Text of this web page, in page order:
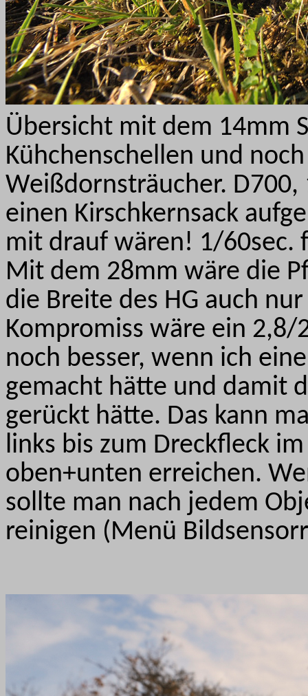
Übersicht mit dem 14mm
Kühchenschellen und
Weißdornsträucher. D700,
einen Kirschkernsack
mit drauf wären! 1/60sec.
Mit dem 28mm wäre die
die Breite des HG auch
Kompromiss wäre ein
noch besser, wenn ich
gemacht hätte und damit
gerückt hätte. Das kann
links bis zum Dreckfleck
oben+unten erreichen.
sollte man nach jedem
reinigen (Menü